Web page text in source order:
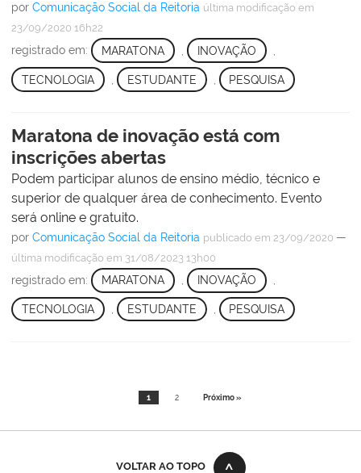
por Comunicação Social da Reitoria última modificação em
23/09/2020 16h22
registrado em: MARATONA INOVAÇÃO
TECNOLOGIA ESTUDANTE PESQUISA
Maratona de inovação está com
inscrições abertas
Podem participar alunos de ensino médio, técnico e
superior de qualquer área de conhecimento. Evento
será online e gratuito.
por Comunicação Social da Reitoria publicado em 23/09/2020 —
última modificação em 31/08/2023 13h00
registrado em: MARATONA , INOVAÇÃO ,
TECNOLOGIA ESTUDANTE PESQUISA
1 2 Próximo »
VOLTAR AO TOPO